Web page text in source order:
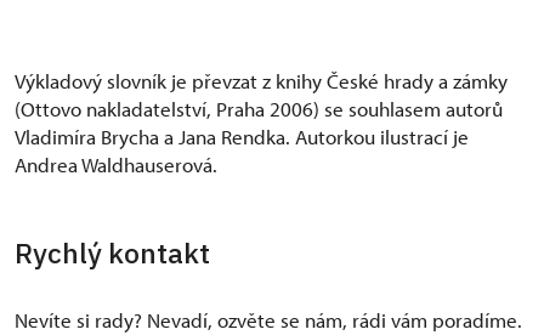
Výkladový slovník je převzat z knihy České hrady a zámky
(Ottovo nakladatelství, Praha 2006) se souhlasem autorů
Vladimíra Brycha a Jana Rendka. Autorkou ilustrací je
Andrea Waldhauserová.
Rychlý kontakt
Nevíte si rady? Nevadí, ozvěte se nám, rádi vám poradíme.